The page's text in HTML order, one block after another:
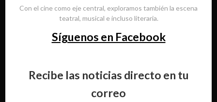
Con el cine como eje central, exploramos también la escena
teatral, musical e incluso literaria.
Síguenos en Facebook
Recibe las noticias directo en tu
correo